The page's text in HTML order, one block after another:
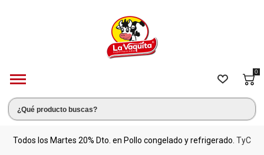
0
Todos los Martes 20% Dto. en Pollo congelado y refrigerado. TyC